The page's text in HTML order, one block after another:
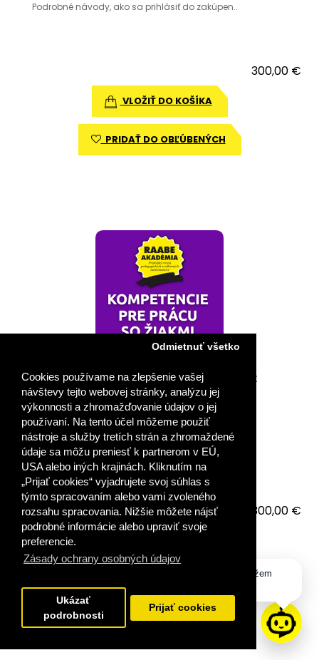
Cookies používame na zlepšenie vašej
návštevy tejto webovej stránky, analýzu jej
výkonnosti a zhromažďovanie údajov o jej
používaní. Na tento účel môžeme použiť
nástroje a služby tretích strán a zhromaždené
údaje sa môžu preniesť k partnerom v EÚ,
USA alebo iných krajinách. Kliknutím na
„Prijať cookies“ vyjadrujete svoj súhlas s
týmto spracovaním alebo vami zvoleného
rozsahu spracovania. Nižšie môžete nájsť
podrobné informácie alebo upraviť svoje
preferencie.
Zásady ochrany osobných údajov
Odmietnuť všetko
Ukázať
podrobnosti
Prijať cookies
Podrobné návody, ako sa prihlásiť do zakúpen..
300,00 €
VLOŽIŤ DO KOŠÍKA
PRIDAŤ DO OBĽÚBENÝCH
INKLÚZIA A DIGITALIZÁCIA – KOMPETENCIE PRE
PRÁCU SO ŽIAKMI SO ŠVVP
VYDALI STE SA NA CESTU ÚSPEŠNÉHO VZDELÁVANIA?
Podrobné návody, ako sa prihlásiť do zakúpen..
300,00 €
Dobrý deň, ako vám môžem